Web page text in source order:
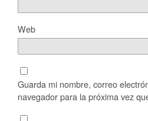
Web
Guarda mi nombre, correo
navegador para la próxima vez